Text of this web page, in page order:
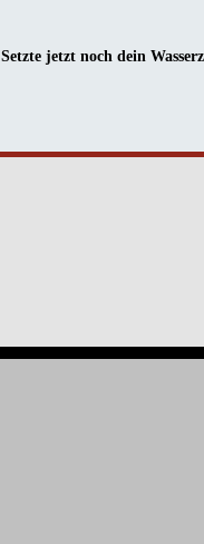
Setzte jetzt noch dein